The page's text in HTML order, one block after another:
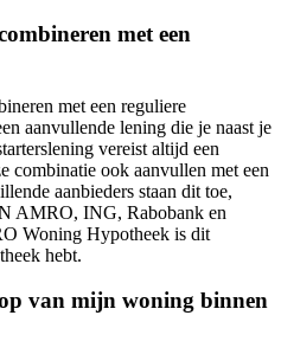
met een
met een reguliere
aanvullende lening die je naast je
vereist altijd een
combinatie ook aanvullen met een
aanbieders staan dit toe,
AMRO, ING, Rabobank en
Woning Hypotheek is dit
hebt.
van mijn woning binnen